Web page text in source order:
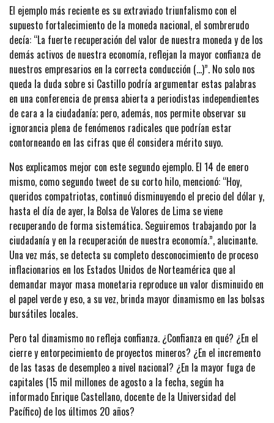
El ejemplo más reciente es su extraviado triunfalismo con el
supuesto fortalecimiento de la moneda nacional, el sombrerudo
decía: “La fuerte recuperación del valor de nuestra moneda y de los
demás activos de nuestra economía, reflejan la mayor confianza de
nuestros empresarios en la correcta conducción (…)”. No solo nos
queda la duda sobre si Castillo podría argumentar estas palabras
en una conferencia de prensa abierta a periodistas independientes
de cara a la ciudadanía; pero, además, nos permite observar su
ignorancia plena de fenómenos radicales que podrían estar
contorneando en las cifras que él considera mérito suyo.
Nos explicamos mejor con este segundo ejemplo. El 14 de enero
mismo, como segundo tweet de su corto hilo, mencionó: “Hoy,
queridos compatriotas, continuó disminuyendo el precio del dólar y,
hasta el día de ayer, la Bolsa de Valores de Lima se viene
recuperando de forma sistemática. Seguiremos trabajando por la
ciudadanía y en la recuperación de nuestra economía.”, alucinante.
Una vez más, se detecta su completo desconocimiento de proceso
inflacionarios en los Estados Unidos de Norteamérica que al
demandar mayor masa monetaria reproduce un valor disminuido en
el papel verde y eso, a su vez, brinda mayor dinamismo en las bolsas
bursátiles locales.
Pero tal dinamismo no refleja confianza. ¿Confianza en qué? ¿En el
cierre y entorpecimiento de proyectos mineros? ¿En el incremento
de las tasas de desempleo a nivel nacional? ¿En la mayor fuga de
capitales (15 mil millones de agosto a la fecha, según ha
informado Enrique Castellano, docente de la Universidad del
Pacífico) de los últimos 20 años?